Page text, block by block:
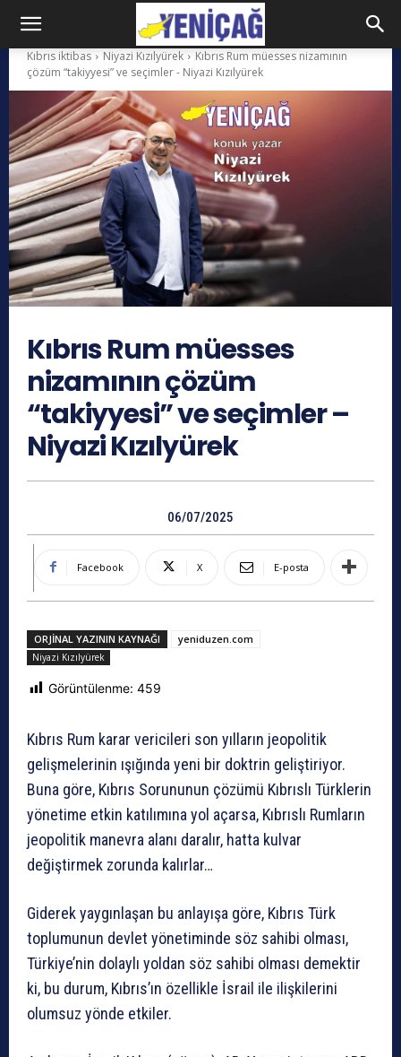
Kıbrıs iktibas Niyazi Kızılyürek
Kıbrıs Rum müesses nizamının
çözüm “takiyyesi” ve seçimler - Niyazi Kızılyürek
Kıbrıs Rum müesses
nizamının çözüm
“takiyyesi” ve seçimler –
Niyazi Kızılyürek
06/07/2025
Facebook X E-posta
ORJINAL YAZININ KAYNAĞI yeniduzen.com
Niyazi Kızılyürek
Görüntülenme: 459
Kıbrıs Rum karar vericileri son yılların jeopolitik
gelişmelerinin ışığında yeni bir doktrin geliştiriyor.
Buna göre, Kıbrıs Sorununun çözümü Kıbrıslı Türklerin
yönetime etkin katılımına yol açarsa, Kıbrıslı Rumların
jeopolitik manevra alanı daralır, hatta kulvar
değiştirmek zorunda kalırlar…
Giderek yaygınlaşan bu anlayışa göre, Kıbrıs Türk
toplumunun devlet yönetiminde söz sahibi olması,
Türkiye’nin dolaylı yoldan söz sahibi olması demektir
ki, bu durum, Kıbrıs’ın özellikle İsrail ile ilişkilerini
olumsuz yönde etkiler.